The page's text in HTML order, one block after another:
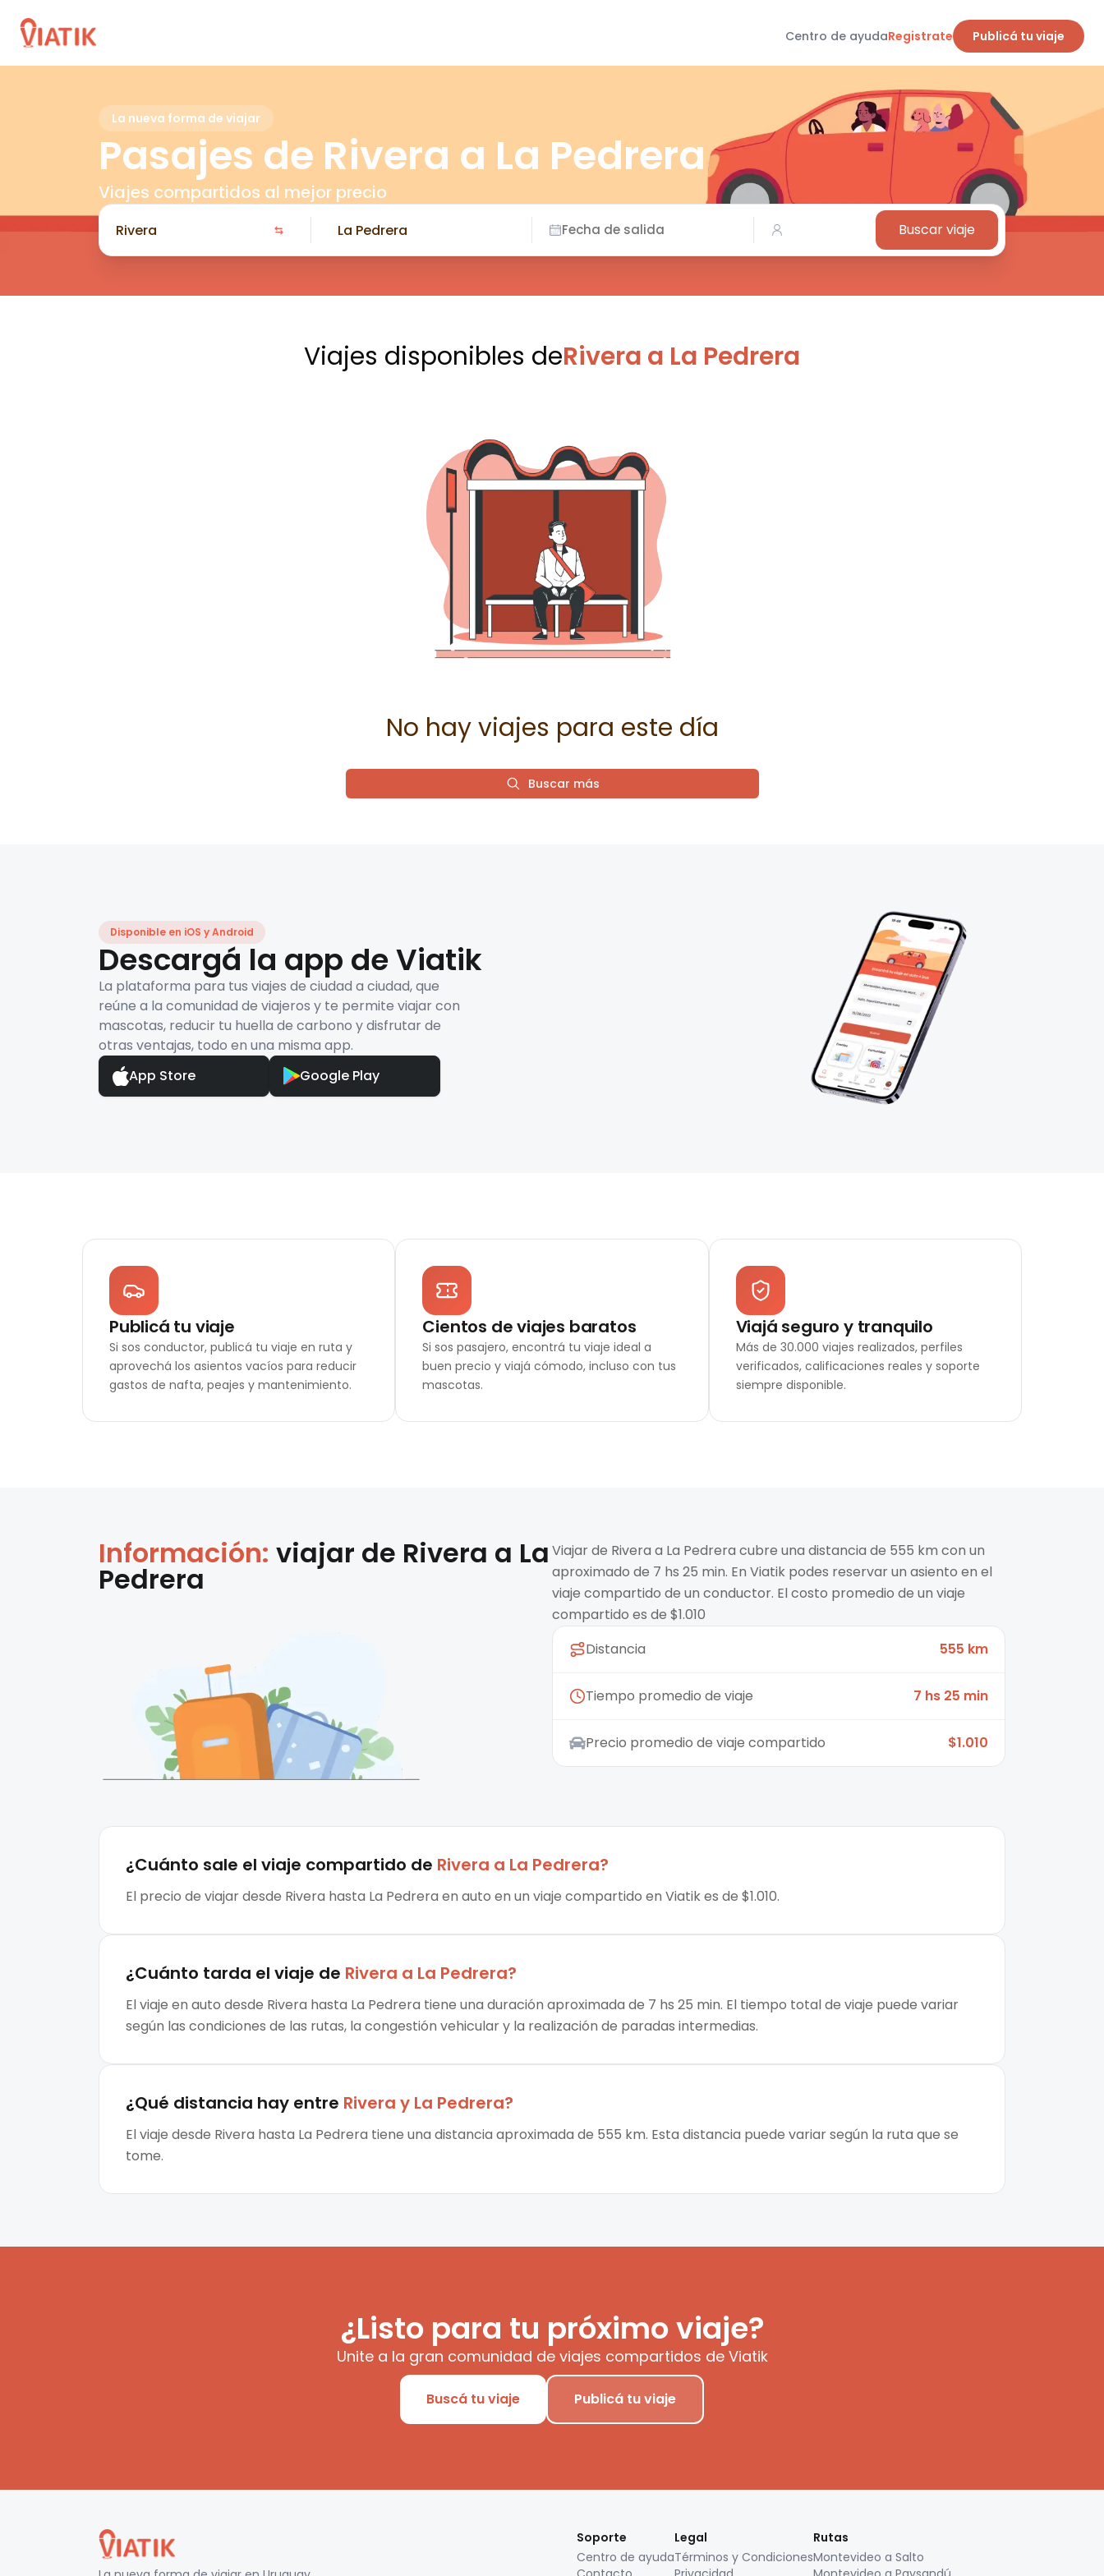
Centro de ayudaRegistrate Publicá tu viaje
La nueva forma de viajar
Pasajes de Rivera a La Pedrera
Viajes compartidos al mejor precio
Fecha de salida Buscar viaje
Viajes disponibles deRivera a La Pedrera
No hay viajes para este día
Buscar más
Disponible en iOS y Android
Descargá la app de Viatik
La plataforma para tus viajes de ciudad a ciudad, que
reúne a la comunidad de viajeros y te permite viajar con
mascotas, reducir tu huella de carbono y disfrutar de
otras ventajas, todo en una misma app.
App Store
Google Play
Publicá tu viaje
Si sos conductor, publicá tu viaje en ruta y
aprovechá los asientos vacíos para reducir
gastos de nafta, peajes y mantenimiento.
Cientos de viajes baratos
Si sos pasajero, encontrá tu viaje ideal a
buen precio y viajá cómodo, incluso con tus
mascotas.
Viajá seguro y tranquilo
Más de 30.000 viajes realizados, perfiles
verificados, calificaciones reales y soporte
siempre disponible.
Información: viajar de Rivera a La
Pedrera
Viajar de Rivera a La Pedrera cubre una distancia de 555 km con un
aproximado de 7 hs 25 min. En Viatik podes reservar un asiento en el
viaje compartido de un conductor. El costo promedio de un viaje
compartido es de $1.010
Distancia
555 km
Tiempo promedio de viaje 7 hs 25 min
Precio promedio de viaje compartido $1.010
¿Cuánto sale el viaje compartido de Rivera a La Pedrera?
El precio de viajar desde Rivera hasta La Pedrera en auto en un viaje compartido en Viatik es de $1.010.
¿Cuánto tarda el viaje de Rivera a La Pedrera?
El viaje en auto desde Rivera hasta La Pedrera tiene una duración aproximada de 7 hs 25 min. El tiempo total de viaje puede variar
según las condiciones de las rutas, la congestión vehicular y la realización de paradas intermedias.
¿Qué distancia hay entre Rivera y La Pedrera?
El viaje desde Rivera hasta La Pedrera tiene una distancia aproximada de 555 km. Esta distancia puede variar según la ruta que se
tome.
¿Listo para tu próximo viaje?
Unite a la gran comunidad de viajes compartidos de Viatik
Buscá tu viaje Publicá tu viaje
Soporte
Centro de ayuda
Legal
Términos y Condiciones
Rutas
Montevideo a Salto